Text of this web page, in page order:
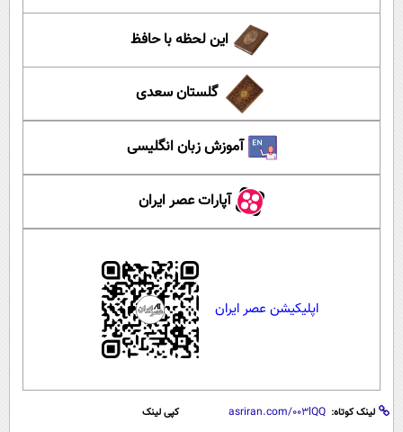
این لحظه با حافظ
گلستان سعدی
آموزش زبان انگلیسی
آپارات عصر ایران
اپلیکیشن عصر ایران
لینک کوتاه: کپی لینک